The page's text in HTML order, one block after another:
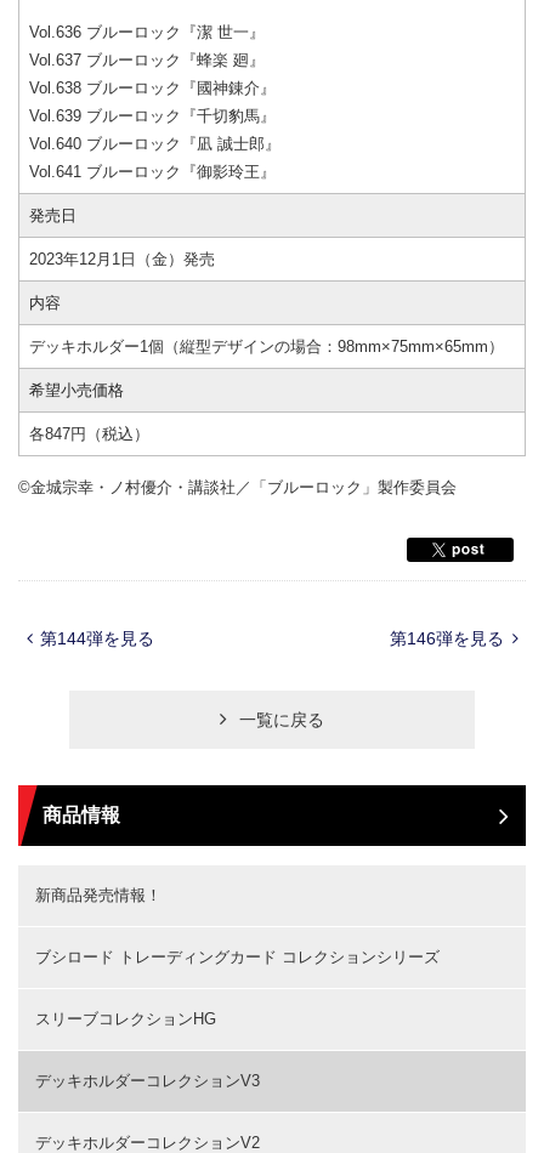
Vol.636 ブルーロック『潔 世一』
Vol.637 ブルーロック『蜂楽 廻』
Vol.638 ブルーロック『國神錬介』
Vol.639 ブルーロック『千切豹馬』
Vol.640 ブルーロック『凪 誠士郎』
Vol.641 ブルーロック『御影玲王』
発売日
2023年12月1日（金）発売
内容
デッキホルダー1個（縦型デザインの場合：98mm×75mm×65mm）
希望小売価格
各847円（税込）
©金城宗幸・ノ村優介・講談社／「ブルーロック」製作委員会
第144弾を見る
一覧に戻る
第146弾を見る
商品情報
新商品発売情報！
ブシロード トレーディングカード コレクションシリーズ
スリーブコレクションHG
デッキホルダーコレクションV3
デッキホルダーコレクションV2